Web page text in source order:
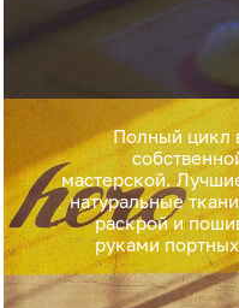
Полный цикл
мастерской.
натуральные
раскрой и
руками